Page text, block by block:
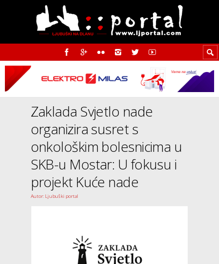
Zaklada Svjetlo nade
organizira susret s
onkološkim bolesnicima u
SKB-u Mostar: U fokusu i
projekt Kuće nade
Autor: Ljubuški portal